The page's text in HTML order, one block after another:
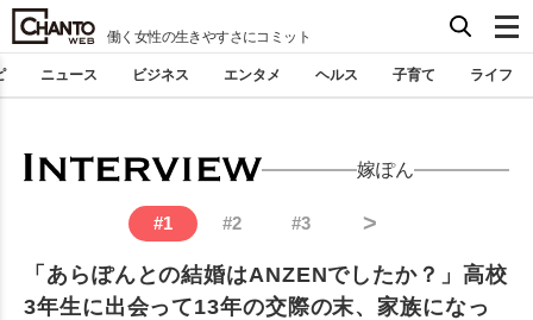
働く女性の生きやすさにコミット
ニュース ビジネス エンタメ ヘルス 子育て ライフ
嫁ぽん
#1 #2 #3 >
「あらぽんとの結婚はANZENでしたか？」高校
3年生に出会って13年の交際の末、家族になっ